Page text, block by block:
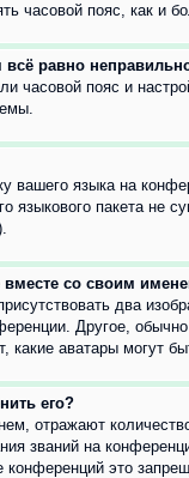
часовой пояс, как и
равно
часовой пояс и
вашего языка на
языкового пакета
вместе со своим
два
Другое,
какие аватары могут
его?
отражают
званий на
это